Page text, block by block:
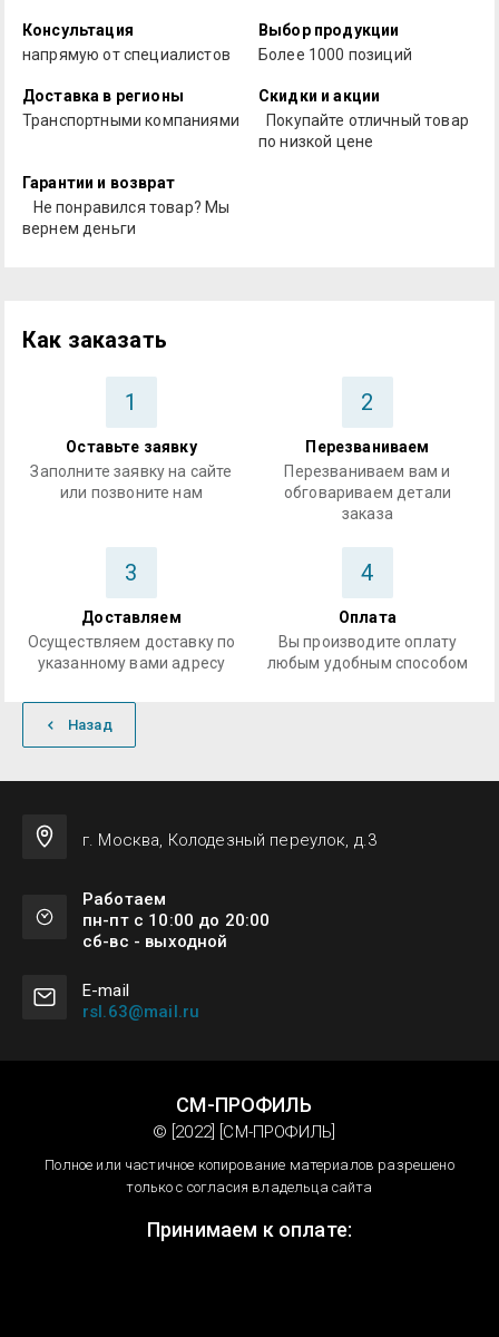
Консультация
напрямую от специалистов
Выбор продукции
Более 1000 позиций
Доставка в регионы
Транспортными компаниями
Скидки и акции
Покупайте отличный товар
по низкой цене
Гарантии и возврат
Не понравился товар? Мы
вернем деньги
Как заказать
1
Оставьте заявку
Заполните заявку на сайте
или позвоните нам
2
Перезваниваем
Перезваниваем вам и
обговариваем детали
заказа
3
Доставляем
Осуществляем доставку по
указанному вами адресу
4
Оплата
Вы производите оплату
любым удобным способом
Назад
г. Москва, Колодезный переулок, д.3
Работаем
пн-пт с 10:00 до 20:00
сб-вс - выходной
Е-mail
rsl.63@mail.ru
СМ-ПРОФИЛЬ
© [2022] [СМ-ПРОФИЛЬ]
Полное или частичное копирование материалов разрешено
только с согласия владельца сайта
Принимаем к оплате: